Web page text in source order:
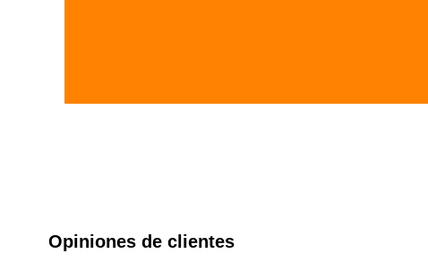
Opiniones de clientes